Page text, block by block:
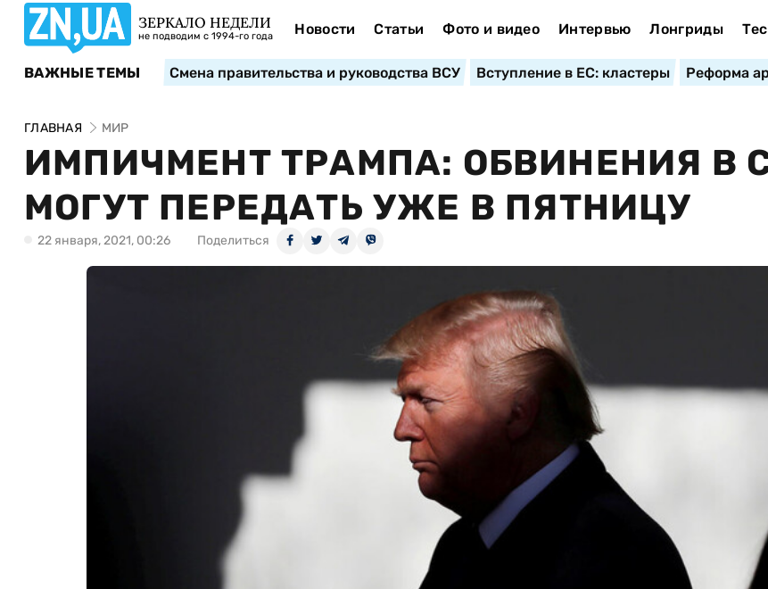
ЗЕРКАЛО НЕДЕЛИ
не подводим с 1994-го года Новости Статьи Фото и видео Интервью Лонгриды
ВАЖНЫЕ ТЕМЫ Смена правительства и руководства ВСУ Вступление в ЕС: кластеры Реформа
ГЛАВНАЯ МИР
ИМПИЧМЕНТ ТРАМПА: ОБВИНЕНИЯ В
МОГУТ ПЕРЕДАТЬ УЖЕ В ПЯТНИЦУ
22 января, 2021, 00:26 Поделиться